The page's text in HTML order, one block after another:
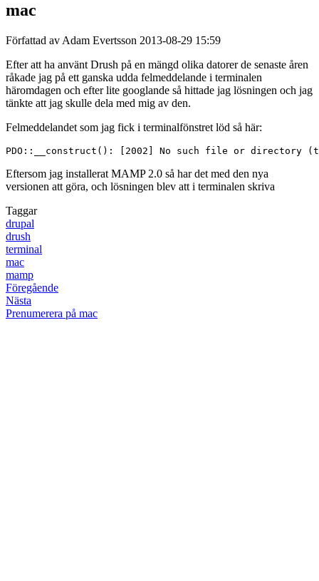
mac
Författad av Adam Evertsson 2013-08-29 15:59
Efter att ha använt Drush på en mängd olika datorer de senaste åren
råkade jag på ett ganska udda felmeddelande i terminalen
häromdagen och efter lite googlande så hittade jag lösningen och jag
tänkte att jag skulle dela med mig av den.
Felmeddelandet som jag fick i terminalfönstret löd så här:
PDO::__construct(): [2002] No such file or directory
Eftersom jag installerat MAMP 2.0 så har det med den nya
versionen att göra, och lösningen blev att i terminalen skriva
Taggar
drupal
drush
terminal
mac
mamp
Föregående
Nästa
Prenumerera på mac